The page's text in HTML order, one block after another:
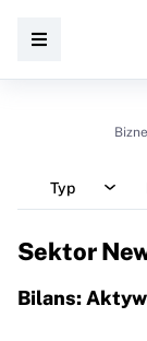
Typ
Sektor
Bilans: